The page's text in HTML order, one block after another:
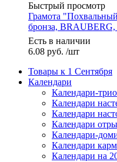
Быстрый просмотр
Грамота
бронза, BRAUBERG,
Есть в наличии
6.08 руб. /шт
Товары к 1 Сентября
Календари
Календари-
Календари
Календари
Календари
Календари-
Календари
Календари на